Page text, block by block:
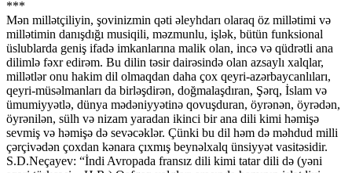
***
Mən millətçiliyin, şovinizmin qəti əleyhdarı olaraq öz millətimi və
millətimin danışdığı musiqili, məzmunlu, işlək, bütün funksional
üslublarda geniş ifadə imkanlarına malik olan, incə və qüdrətli ana
dilimlə fəxr edirəm. Bu dilin təsir dairəsində olan azsaylı xalqlar,
millətlər onu hakim dil olmaqdan daha çox qeyri-azərbaycanlıları,
qeyri-müsəlmanları da birləşdirən, doğmalaşdıran, Şərq, İslam və
ümumiyyətlə, dünya mədəniyyətinə qovuşduran, öyrənən, öyrədən,
öyrənilən, sülh və nizam yaradan ikinci bir ana dili kimi həmişə
sevmiş və həmişə də sevəcəklər. Çünki bu dil həm də məhdud milli
çərçivədən çoxdan kənara çıxmış beynəlxalq ünsiyyət vasitəsidir.
S.D.Neçayev: “İndi Avropada fransız dili kimi tatar dili də (yəni